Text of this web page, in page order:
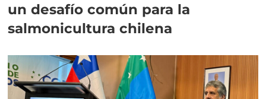
un desafío común para la
salmonicultura chilena